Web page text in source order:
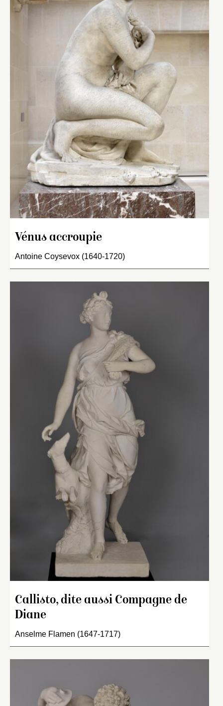
Vénus accroupie
Antoine Coysevox (1640-1720)
Callisto, dite aussi Compagne de
Diane
Anselme Flamen (1647-1717)